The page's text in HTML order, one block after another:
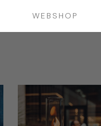
WEBSHOP